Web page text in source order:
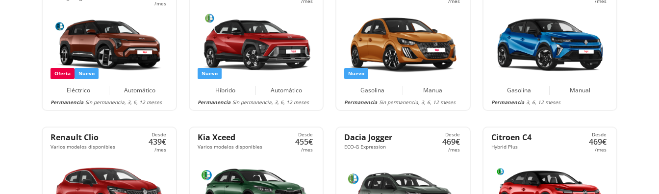
/mes
Oferta Nuevo
Eléctrico Automático
Permanencia Sin permanencia, 3, 6, 12 meses
Nuevo
Híbrido Automático
Permanencia Sin permanencia, 3, 6, 12 meses
Nuevo
Gasolina Manual
Permanencia Sin permanencia, 3, 6, 12 meses
Gasolina Manual
Permanencia 3, 6, 12 meses
Renault Clio
Varios modelos disponibles
Desde
439€
/mes
Kia Xceed
Varios modelos disponibles
Desde
455€
/mes
Dacia Jogger
ECO-G Expression
Desde
469€
/mes
Citroen C4
Hybrid Plus
Desde
469€
/mes